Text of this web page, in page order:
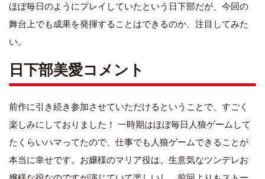
ほぼ毎日のようにプレイしていたという日下部だが、今回の
舞台上でも成果を発揮することはできるのか、注目してみた
い。
日下部美愛コメント
前作に引き続き参加させていただけるということで、すごく
楽しみにしておりました！ 一時期はほぼ毎日人狼ゲームして
たくらいハマってたので、仕事でも人狼ゲームできることが
本当に幸せです。お嬢様のマリア役は、生意気なツンデレお